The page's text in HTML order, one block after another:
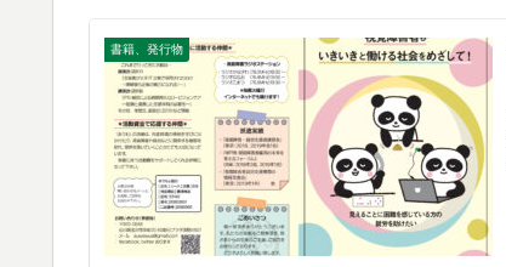
書籍、発行物